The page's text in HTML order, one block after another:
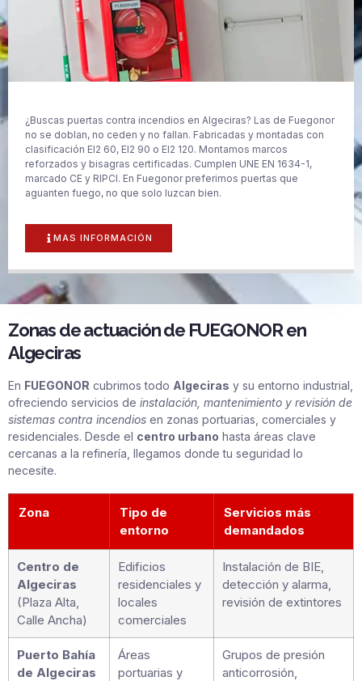
¿Buscas puertas contra incendios en Algeciras? Las de Fuegonor
no se doblan, no ceden y no fallan. Fabricadas y montadas con
clasificación EI2 60, EI2 90 o EI2 120. Montamos marcos
reforzados y bisagras certificadas. Cumplen UNE EN 1634-1,
marcado CE y RIPCI. En Fuegonor preferimos puertas que
aguanten fuego, no que solo luzcan bien.
MAS INFORMACIÓN
Zonas de actuación de FUEGONOR en
Algeciras
En FUEGONOR cubrimos todo Algeciras y su entorno industrial,
ofreciendo servicios de instalación, mantenimiento y revisión de
sistemas contra incendios en zonas portuarias, comerciales y
residenciales. Desde el centro urbano hasta áreas clave
cercanas a la refinería, llegamos donde tu seguridad lo
necesite.
Zona
Tipo de
entorno
Servicios más
demandados
Centro de
Algeciras
(Plaza Alta,
Calle Ancha)
Edificios
residenciales y
locales
comerciales
Instalación de BIE,
detección y alarma,
revisión de extintores
Puerto Bahía
de Algeciras
Áreas
portuarias y
Grupos de presión
anticorrosión,